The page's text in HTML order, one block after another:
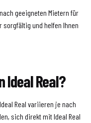
geeigneten Mietern für
sorgfältig und helfen Ihnen
Ideal Real?
Real variieren je nach
sich direkt mit Ideal Real